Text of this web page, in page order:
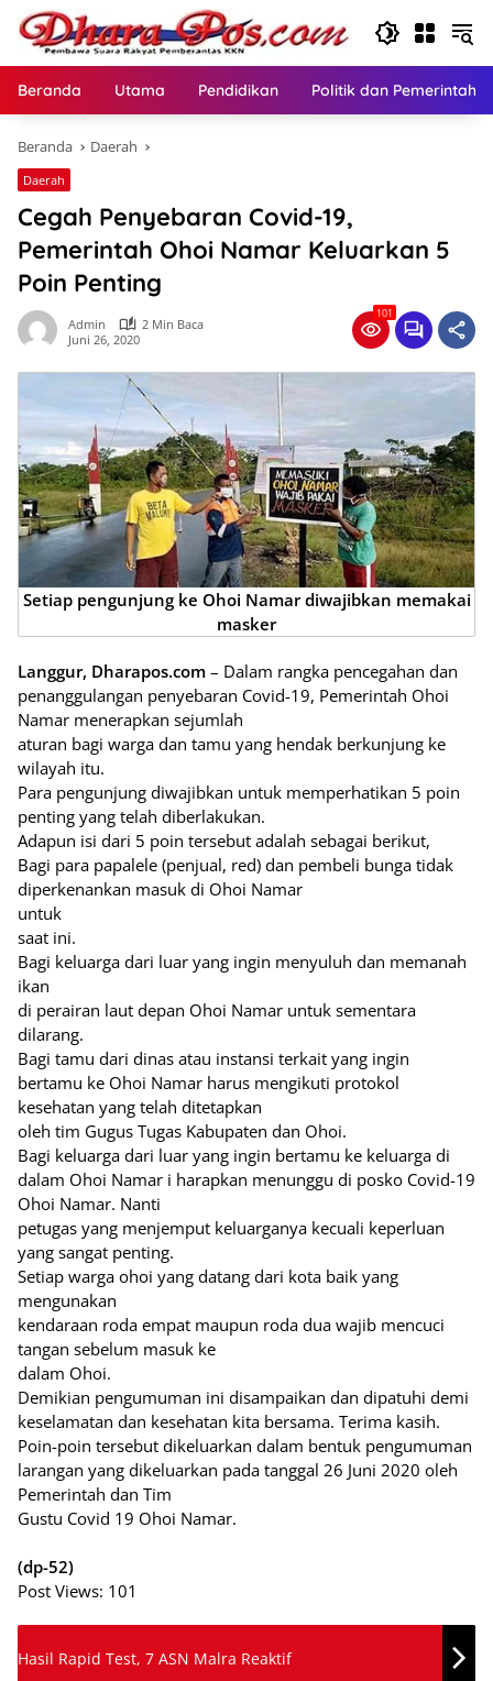
Langsung
konten
Beranda Utama Pendidikan Politik dan
Beranda Daerah
Daerah
Cegah Penyebaran Covid-19,
Pemerintah Ohoi Namar Keluarkan 5
Poin Penting
Admin
2 Min Baca
Juni 26, 2020
101
Setiap pengunjung ke Ohoi Namar diwajibkan memakai
masker
Langgur, Dharapos.com – Dalam rangka pencegahan dan
penanggulangan penyebaran Covid-19, Pemerintah Ohoi
Namar menerapkan sejumlah
aturan bagi warga dan tamu yang hendak berkunjung ke
wilayah itu.
Para pengunjung diwajibkan untuk memperhatikan 5 poin
penting yang telah diberlakukan.
Adapun isi dari 5 poin tersebut adalah sebagai berikut,
Bagi para papalele (penjual, red) dan pembeli bunga tidak
diperkenankan masuk di Ohoi Namar
untuk
saat ini.
Bagi keluarga dari luar yang ingin menyuluh dan memanah
ikan
di perairan laut depan Ohoi Namar untuk sementara
dilarang.
Bagi tamu dari dinas atau instansi terkait yang ingin
bertamu ke Ohoi Namar harus mengikuti protokol
kesehatan yang telah ditetapkan
oleh tim Gugus Tugas Kabupaten dan Ohoi.
Bagi keluarga dari luar yang ingin bertamu ke keluarga di
dalam Ohoi Namar i harapkan menunggu di posko Covid-19
Ohoi Namar. Nanti
petugas yang menjemput keluarganya kecuali keperluan
yang sangat penting.
Setiap warga ohoi yang datang dari kota baik yang
mengunakan
kendaraan roda empat maupun roda dua wajib mencuci
tangan sebelum masuk ke
dalam Ohoi.
Demikian pengumuman ini disampaikan dan dipatuhi demi
keselamatan dan kesehatan kita bersama. Terima kasih.
Poin-poin tersebut dikeluarkan dalam bentuk pengumuman
larangan yang dikeluarkan pada tanggal 26 Juni 2020 oleh
Pemerintah dan Tim
Gustu Covid 19 Ohoi Namar.
(dp-52)
Post Views: 101
Hasil Rapid Test, 7 ASN Malra Reaktif